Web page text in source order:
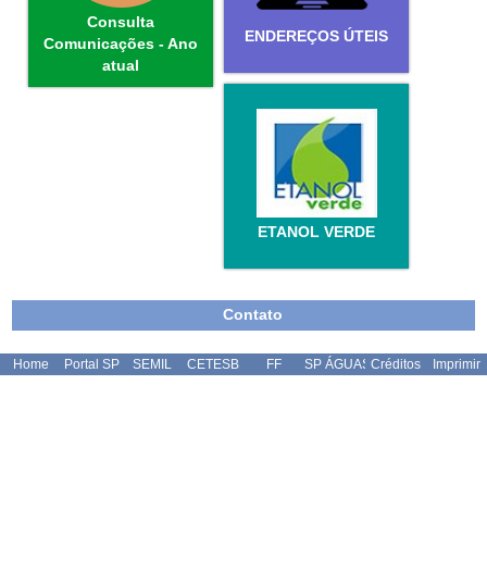
Consulta
Comunicações - Ano
atual
ENDEREÇOS ÚTEIS
ETANOL VERDE
Contato
Home Portal SP SEMIL CETESB FF SP ÁGUAS Créditos Imprimir